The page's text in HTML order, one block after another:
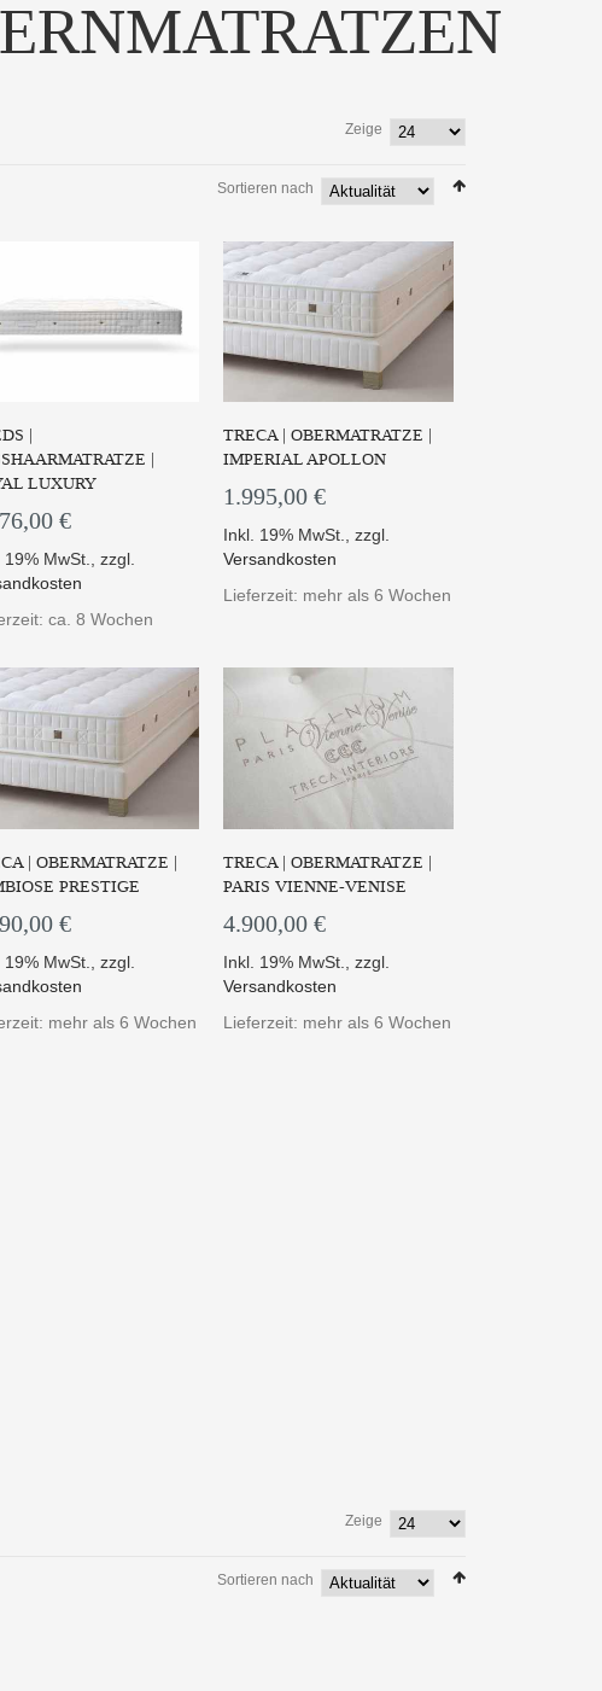
Zeige
Sortieren nach
|
|
LUXURY
€
19% MwSt., zzgl.
ca. 8 Wochen
TRECA | OBERMATRATZE |
IMPERIAL APOLLON
1.995,00 €
Inkl. 19% MwSt., zzgl.
Versandkosten
Lieferzeit: mehr als 6 Wochen
| OBERMATRATZE |
PRESTIGE
€
19% MwSt.
zzgl.
mehr als 6 Wochen
TRECA | OBERMATRATZE |
PARIS VIENNE-VENISE
4.900,00 €
Inkl. 19% MwSt.
zzgl.
Versandkosten
Lieferzeit: mehr als 6 Wochen
Die Matratze Vienne-Venise
ZUM PRODUKT
Zeige
Sortieren nach